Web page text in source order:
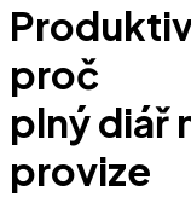
proč
plný diář
provize